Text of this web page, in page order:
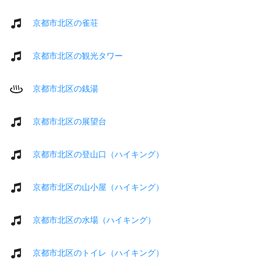
京都市北区の雀荘
京都市北区の観光タワー
京都市北区の銭湯
京都市北区の展望台
京都市北区の登山口（ハイキング）
京都市北区の山小屋（ハイキング）
京都市北区の水場（ハイキング）
京都市北区のトイレ（ハイキング）